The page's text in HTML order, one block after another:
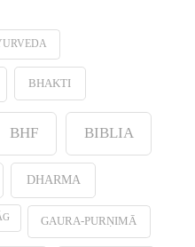
BHAKTI
BHF BIBLIA
DHARMA
GAURA-PURṆIMĀ